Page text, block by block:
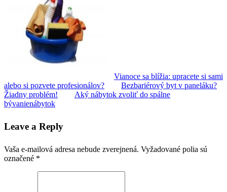
Vianoce sa blížia: upracete si sami
alebo si pozvete profesionálov?
Bezbariérový byt v paneláku?
Žiadny problém!
Aký nábytok zvoliť do spálne
bývanienábytok
Leave a Reply
Vaša e-mailová adresa nebude zverejnená. Vyžadované polia sú
označené *